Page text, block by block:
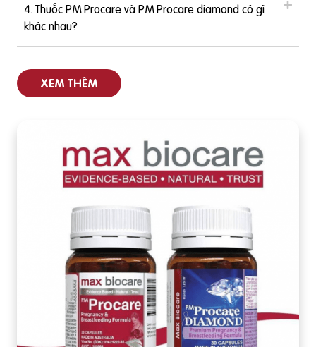
4. Thuốc PM Procare và PM Procare diamond có gì
khác nhau?
XEM THÊM